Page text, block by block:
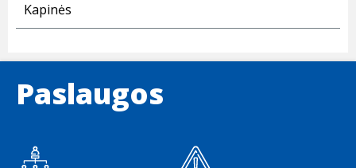
Kapinės
Paslaugos